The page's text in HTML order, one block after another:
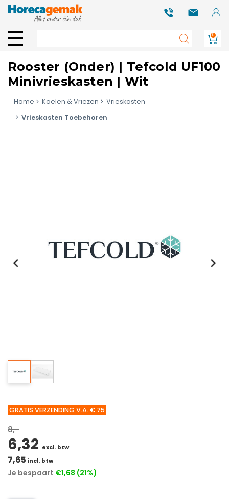
0
Rooster (Onder) | Tefcold UF100
Minivrieskasten | Wit
Home Koelen & Vriezen
Vrieskasten
Vrieskasten Toebehoren
GRATIS VERZENDING V.A. € 75
8,-
6,32 excl. btw
7,65 incl. btw
Je bespaart €1,68 (21%)